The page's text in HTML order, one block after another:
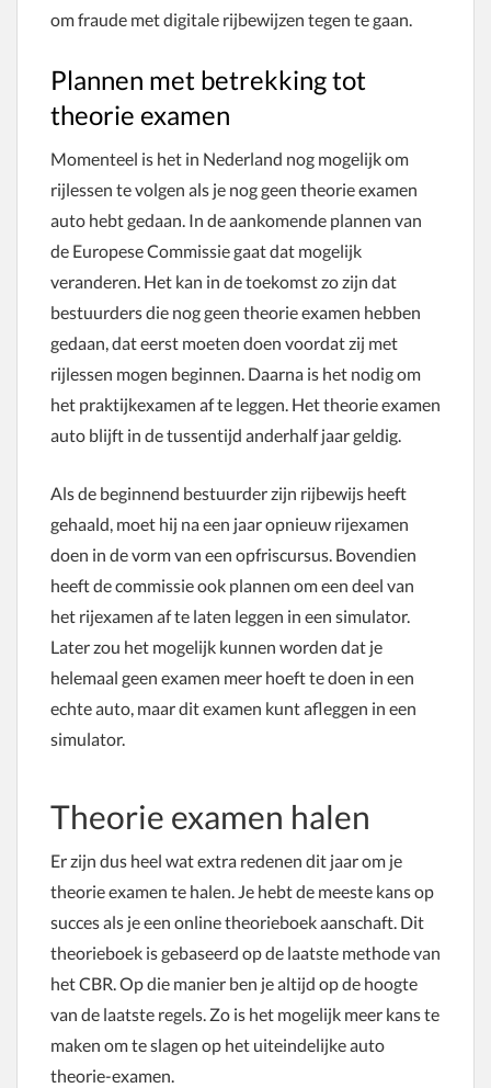
om fraude met digitale rijbewijzen tegen te gaan.
Plannen met betrekking tot
theorie examen
Momenteel is het in Nederland nog mogelijk om
rijlessen te volgen als je nog geen theorie examen
auto hebt gedaan. In de aankomende plannen van
de Europese Commissie gaat dat mogelijk
veranderen. Het kan in de toekomst zo zijn dat
bestuurders die nog geen theorie examen hebben
gedaan, dat eerst moeten doen voordat zij met
rijlessen mogen beginnen. Daarna is het nodig om
het praktijkexamen af te leggen. Het theorie examen
auto blijft in de tussentijd anderhalf jaar geldig.
Als de beginnend bestuurder zijn rijbewijs heeft
gehaald, moet hij na een jaar opnieuw rijexamen
doen in de vorm van een opfriscursus. Bovendien
heeft de commissie ook plannen om een deel van
het rijexamen af te laten leggen in een simulator.
Later zou het mogelijk kunnen worden dat je
helemaal geen examen meer hoeft te doen in een
echte auto, maar dit examen kunt afleggen in een
simulator.
Theorie examen halen
Er zijn dus heel wat extra redenen dit jaar om je
theorie examen te halen. Je hebt de meeste kans op
succes als je een online theorieboek aanschaft. Dit
theorieboek is gebaseerd op de laatste methode van
het CBR. Op die manier ben je altijd op de hoogte
van de laatste regels. Zo is het mogelijk meer kans te
maken om te slagen op het uiteindelijke auto
theorie-examen.